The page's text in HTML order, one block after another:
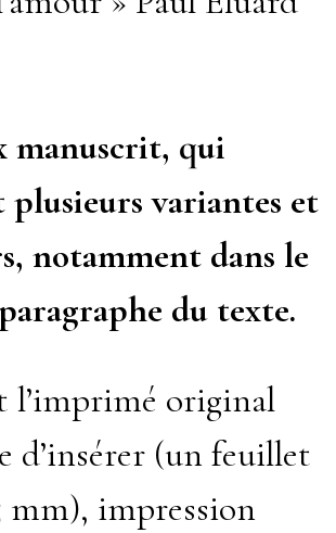
manuscrit, qui
variantes et
notamment dans le
du texte.
original
d’insérer (un feuillet
mm), impression